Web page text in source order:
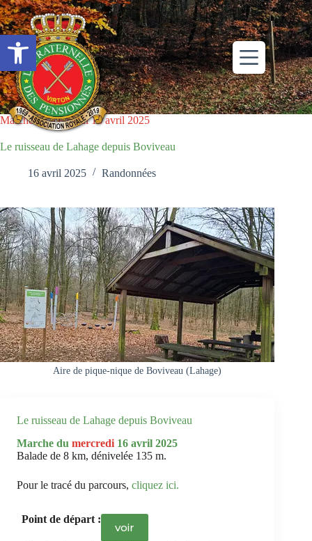
Ouvrir la barre d’outils
Passer
au
contenu
Marche du mercredi 16 avril 2025
Le ruisseau de Lahage depuis Boviveau
16 avril 2025 Randonnées
Aire de pique-nique de Boviveau (Lahage)
Le ruisseau de Lahage depuis Boviveau
Marche du mercredi 16 avril 2025
Balade de 8 km, dénivelée 135 m.
Pour le tracé du parcours, cliquez ici.
Point de départ :
voir